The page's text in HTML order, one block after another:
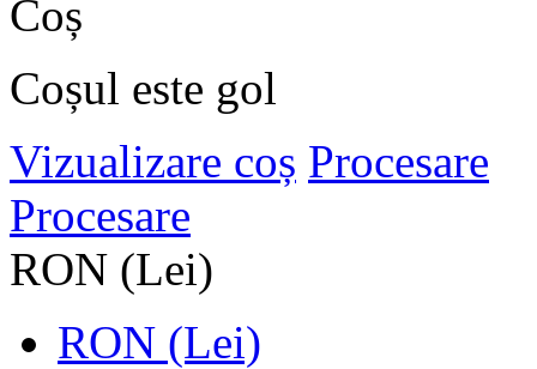
Coșul este gol
Vizualizare coș Procesare
Procesare
RON (Lei)
RON (Lei)